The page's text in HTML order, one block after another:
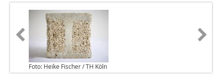
Foto: Heike Fischer / TH Köln